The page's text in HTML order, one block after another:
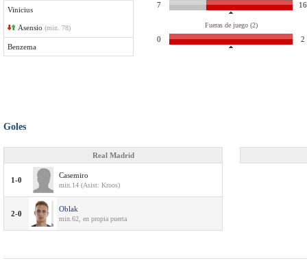
Vinicius
Asensio (min. 78)
Benzema
7 16
Fueras de juego (2)
0 2
Goles
Real Madrid
1-0
Casemiro
min.14 (Asist: Kroos)
2-0
Oblak
min.62, en propia puerta